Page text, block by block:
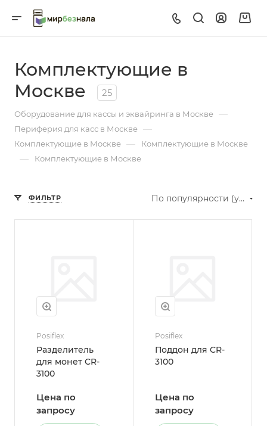
Комплектующие в
Москве
25
Оборудование для кассы и эквайринга в Москве —
Периферия для касс в Москве —
Комплектующие в Москве — Комплектующие в Москве
— Комплектующие в Москве
ФИЛЬТР По популярности (убывание)
Posiflex
Разделитель
для монет CR-
3100
Цена по
запросу
Posiflex
Поддон для CR-
3100
Цена по
запросу